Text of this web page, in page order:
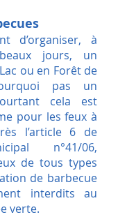
d’organiser, à
jours, un
ou en Forêt de
pas un
cela est
pour les feux à
l’article 6 de
n°41/06,
de tous types
de barbecue
interdits au
verte.